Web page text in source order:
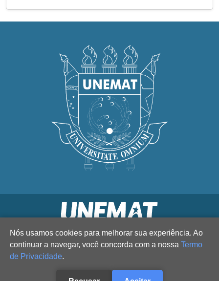
Nós usamos cookies para melhorar sua experiência. Ao
continuar a navegar, você concorda com a nossa Termo
de Privacidade.